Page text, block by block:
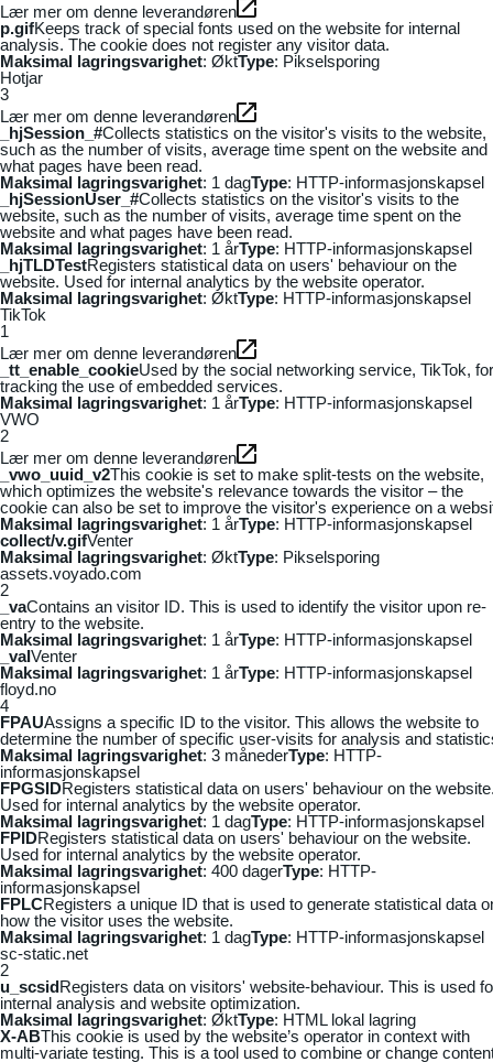
Lær mer om denne leverandøren
p.gifKeeps track of special fonts used on the website for internal
analysis. The cookie does not register any visitor data.
Maksimal lagringsvarighet: ØktType: Pikselsporing
Hotjar
3
Lær mer om denne leverandøren
_hjSession_#Collects statistics on the visitor's visits to the website,
such as the number of visits, average time spent on the website and
what pages have been read.
Maksimal lagringsvarighet: 1 dagType: HTTP-informasjonskapsel
_hjSessionUser_#Collects statistics on the visitor's visits to the
website, such as the number of visits, average time spent on the
website and what pages have been read.
Maksimal lagringsvarighet: 1 årType: HTTP-informasjonskapsel
_hjTLDTestRegisters statistical data on users' behaviour on the
website. Used for internal analytics by the website operator.
Maksimal lagringsvarighet: ØktType: HTTP-informasjonskapsel
TikTok
1
Lær mer om denne leverandøren
_tt_enable_cookieUsed by the social networking service, TikTok, for
tracking the use of embedded services.
Maksimal lagringsvarighet: 1 årType: HTTP-informasjonskapsel
VWO
2
Lær mer om denne leverandøren
_vwo_uuid_v2This cookie is set to make split-tests on the website,
which optimizes the website's relevance towards the visitor – the
cookie can also be set to improve the visitor's experience on a
Maksimal lagringsvarighet: 1 årType: HTTP-informasjonskapsel
collect/v.gifVenter
Maksimal lagringsvarighet: ØktType: Pikselsporing
assets.voyado.com
2
_vaContains an visitor ID. This is used to identify the visitor upon re-
entry to the website.
Maksimal lagringsvarighet: 1 årType: HTTP-informasjonskapsel
_vaIVenter
Maksimal lagringsvarighet: 1 årType: HTTP-informasjonskapsel
floyd.no
4
FPAUAssigns a specific ID to the visitor. This allows the website to
determine the number of specific user-visits for analysis and
Maksimal lagringsvarighet: 3 månederType: HTTP-
informasjonskapsel
FPGSIDRegisters statistical data on users' behaviour on the
Used for internal analytics by the website operator.
Maksimal lagringsvarighet: 1 dagType: HTTP-informasjonskapsel
FPIDRegisters statistical data on users' behaviour on the website.
Used for internal analytics by the website operator.
Maksimal lagringsvarighet: 400 dagerType: HTTP-
informasjonskapsel
FPLCRegisters a unique ID that is used to generate statistical data
how the visitor uses the website.
Maksimal lagringsvarighet: 1 dagType: HTTP-informasjonskapsel
sc-static.net
2
u_scsidRegisters data on visitors' website-behaviour. This is used
internal analysis and website optimization.
Maksimal lagringsvarighet: ØktType: HTML lokal lagring
X-ABThis cookie is used by the website’s operator in context with
multi-variate testing. This is a tool used to combine or change